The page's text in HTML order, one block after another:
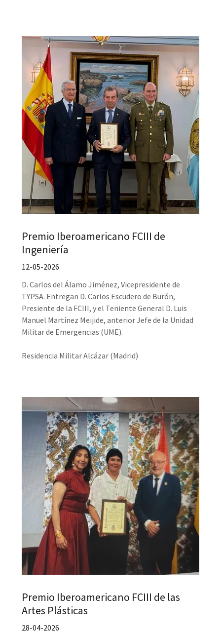
Premio Iberoamericano FCIII de
Ingeniería
12-05-2026
D. Carlos del Álamo Jiménez, Vicepresidente de
TYPSA. Entregan D. Carlos Escudero de Burón,
Presiente de la FCIII, y el Teniente General D. Luis
Manuel Martínez Meijide, anterior Jefe de la Unidad
Militar de Emergencias (UME).
Residencia Militar Alcázar (Madrid)
Premio Iberoamericano FCIII de las
Artes Plásticas
28-04-2026